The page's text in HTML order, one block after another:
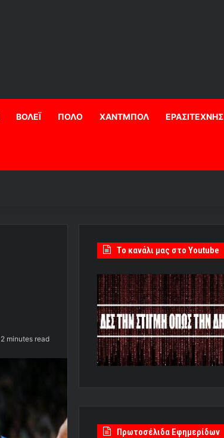
ΒΟΛΕΪ ΠΟΛΟ ΧΑΝΤΜΠΟΛ ΕΡΑΣΙΤΕΧΝΗΣ
2 minutes read
Tο κανάλι μας στο Youtube
Πρωτοσέλιδα Εφημερίδων